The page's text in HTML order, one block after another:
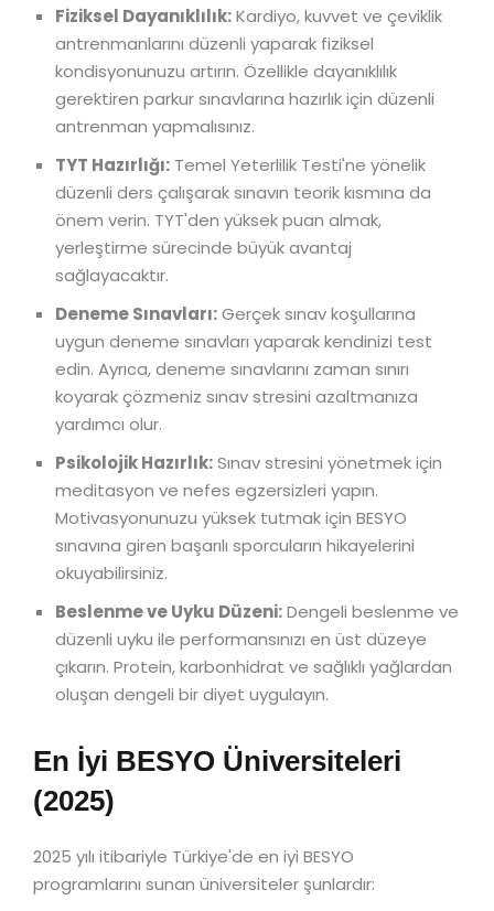
Fiziksel Dayanıklılık:Kardiyo, kuvvet ve çeviklik
antrenmanlarını düzenli yaparak fiziksel
kondisyonunuzu artırın. Özellikle dayanıklılık
gerektiren parkur sınavlarına hazırlık için düzenli
antrenman yapmalısınız.
TYT Hazırlığı: Temel Yeterlilik Testi'ne yönelik
düzenli ders çalışarak sınavın teorik kısmına da
önem verin. TYT'den yüksek puan almak,
yerleştirme sürecinde büyük avantaj
sağlayacaktır.
Deneme Sınavları:Gerçek sınav koşullarına
uygun deneme sınavları yaparak kendinizi test
edin. Ayrıca, deneme sınavlarını zaman sınırı
koyarak çözmeniz sınav stresini azaltmanıza
yardımcı olur.
Psikolojik Hazırlık:Sınav stresini yönetmek için
meditasyon ve nefes egzersizleri yapın.
Motivasyonunuzu yüksek tutmak için BESYO
sınavına giren başarılı sporcuların hikayelerini
okuyabilirsiniz.
Beslenme ve Uyku Düzeni:Dengeli beslenme ve
düzenli uyku ile performansınızı en üst düzeye
çıkarın. Protein, karbonhidrat ve sağlıklı yağlardan
oluşan dengeli bir diyet uygulayın.
En İyi BESYO Üniversiteleri
(2025)
2025 yılı itibariyle Türkiye'de en iyi BESYO
programlarını sunan üniversiteler şunlardır: